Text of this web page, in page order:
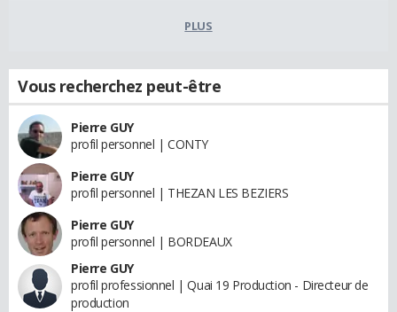
PLUS
Vous recherchez peut-être
Pierre GUY
profil personnel | CONTY
Pierre GUY
profil personnel | THEZAN LES BEZIERS
Pierre GUY
profil personnel | BORDEAUX
Pierre GUY
profil professionnel | Quai 19 Production - Directeur de
production